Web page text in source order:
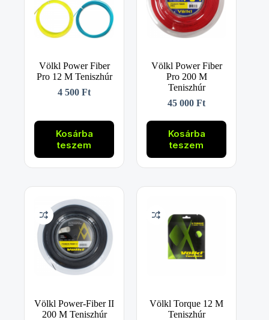
Völkl Power Fiber
Pro 12 M Teniszhúr
4 500Ft
Kosárba
teszem
Völkl Power Fiber
Pro 200 M
Teniszhúr
45 000Ft
Kosárba
teszem
Völkl Power-Fiber II
200 M Teniszhúr
Völkl Torque 12 M
Teniszhúr